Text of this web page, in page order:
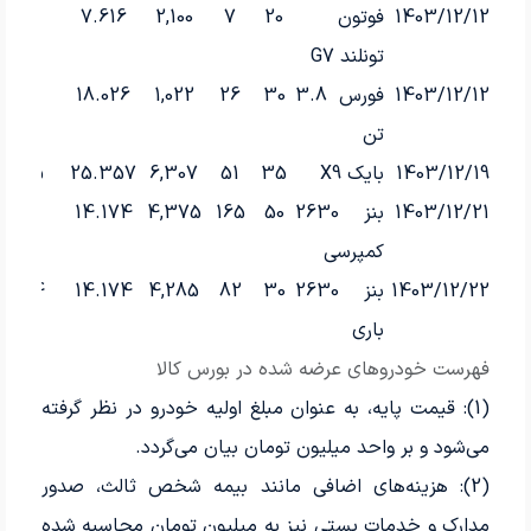
فهرست خودروهای عرضه شده در بورس کالا
1403/12/12 فوتون
تونلند G7
20
7
2,100
7.616
1403/12/12
فورس 3.8
تن
30
26
1,022
18.026
1403/12/19 بایک X9 35
51
6,307
25.357
1403/12/21
بنز 2630
کمپرسی
50
165
4,375
14.174
1403/12/22
بنز 2630
باری
30
82
4,285
14.174
(1): قیمت پایه، به عنوان مبلغ اولیه خودرو در نظر گرفته
می‌شود و بر واحد میلیون تومان بیان می‌گردد.
(2): هزینه‌های اضافی مانند بیمه شخص ثالث، صدور